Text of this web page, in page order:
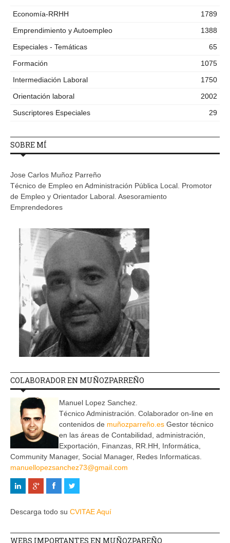
Economía-RRHH
1789
Emprendimiento y Autoempleo
1388
Especiales - Temáticas
65
Formación
1075
Intermediación Laboral
1750
Orientación laboral
2002
Suscriptores Especiales
29
SOBRE MÍ
Jose Carlos Muñoz Parreño
Técnico de Empleo en Administración Pública Local. Promotor
de Empleo y Orientador Laboral. Asesoramiento
Emprendedores
COLABORADOR EN MUÑOZPARREÑO
Manuel Lopez Sanchez.
Técnico Administración. Colaborador on-line en
contenidos de muñozparreño.es Gestor técnico
en las áreas de Contabilidad, administración,
Exportación, Finanzas, RR.HH, Informática,
Community Manager, Social Manager, Redes Informaticas.
manuellopezsanchez73@gmail.com
Descarga todo su CVITAE Aquí
WEBS IMPORTANTES EN MUÑOZPAREÑO